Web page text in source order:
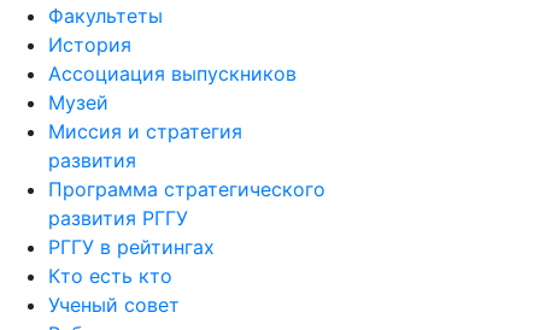
Факультеты
История
Ассоциация выпускников
Музей
Миссия и стратегия
развития
Программа стратегического
развития РГГУ
РГГУ в рейтингах
Кто есть кто
Ученый совет